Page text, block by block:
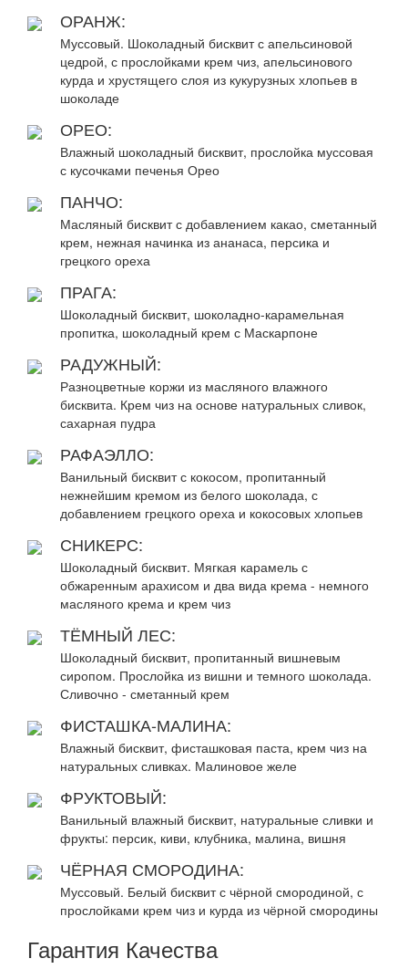
ОРАНЖ:
Муссовый. Шоколадный бисквит с апельсиновой
цедрой, с прослойками крем чиз, апельсинового
курда и хрустящего слоя из кукурузных хлопьев в
шоколаде
ОРЕО:
Влажный шоколадный бисквит, прослойка муссовая
с кусочками печенья Орео
ПАНЧО:
Масляный бисквит с добавлением какао, сметанный
крем, нежная начинка из ананаса, персика и
грецкого ореха
ПРАГА:
Шоколадный бисквит, шоколадно-карамельная
пропитка, шоколадный крем с Маскарпоне
РАДУЖНЫЙ:
Разноцветные коржи из масляного влажного
бисквита. Крем чиз на основе натуральных сливок,
сахарная пудра
РАФАЭЛЛО:
Ванильный бисквит с кокосом, пропитанный
нежнейшим кремом из белого шоколада, с
добавлением грецкого ореха и кокосовых хлопьев
СНИКЕРС:
Шоколадный бисквит. Мягкая карамель с
обжаренным арахисом и два вида крема - немного
масляного крема и крем чиз
ТЁМНЫЙ ЛЕС:
Шоколадный бисквит, пропитанный вишневым
сиропом. Прослойка из вишни и темного шоколада.
Сливочно - сметанный крем
ФИСТАШКА-МАЛИНА:
Влажный бисквит, фисташковая паста, крем чиз на
натуральных сливках. Малиновое желе
ФРУКТОВЫЙ:
Ванильный влажный бисквит, натуральные сливки и
фрукты: персик, киви, клубника, малина, вишня
ЧЁРНАЯ СМОРОДИНА:
Муссовый. Белый бисквит с чёрной смородиной, с
прослойками крем чиз и курда из чёрной смородины
Гарантия Качества